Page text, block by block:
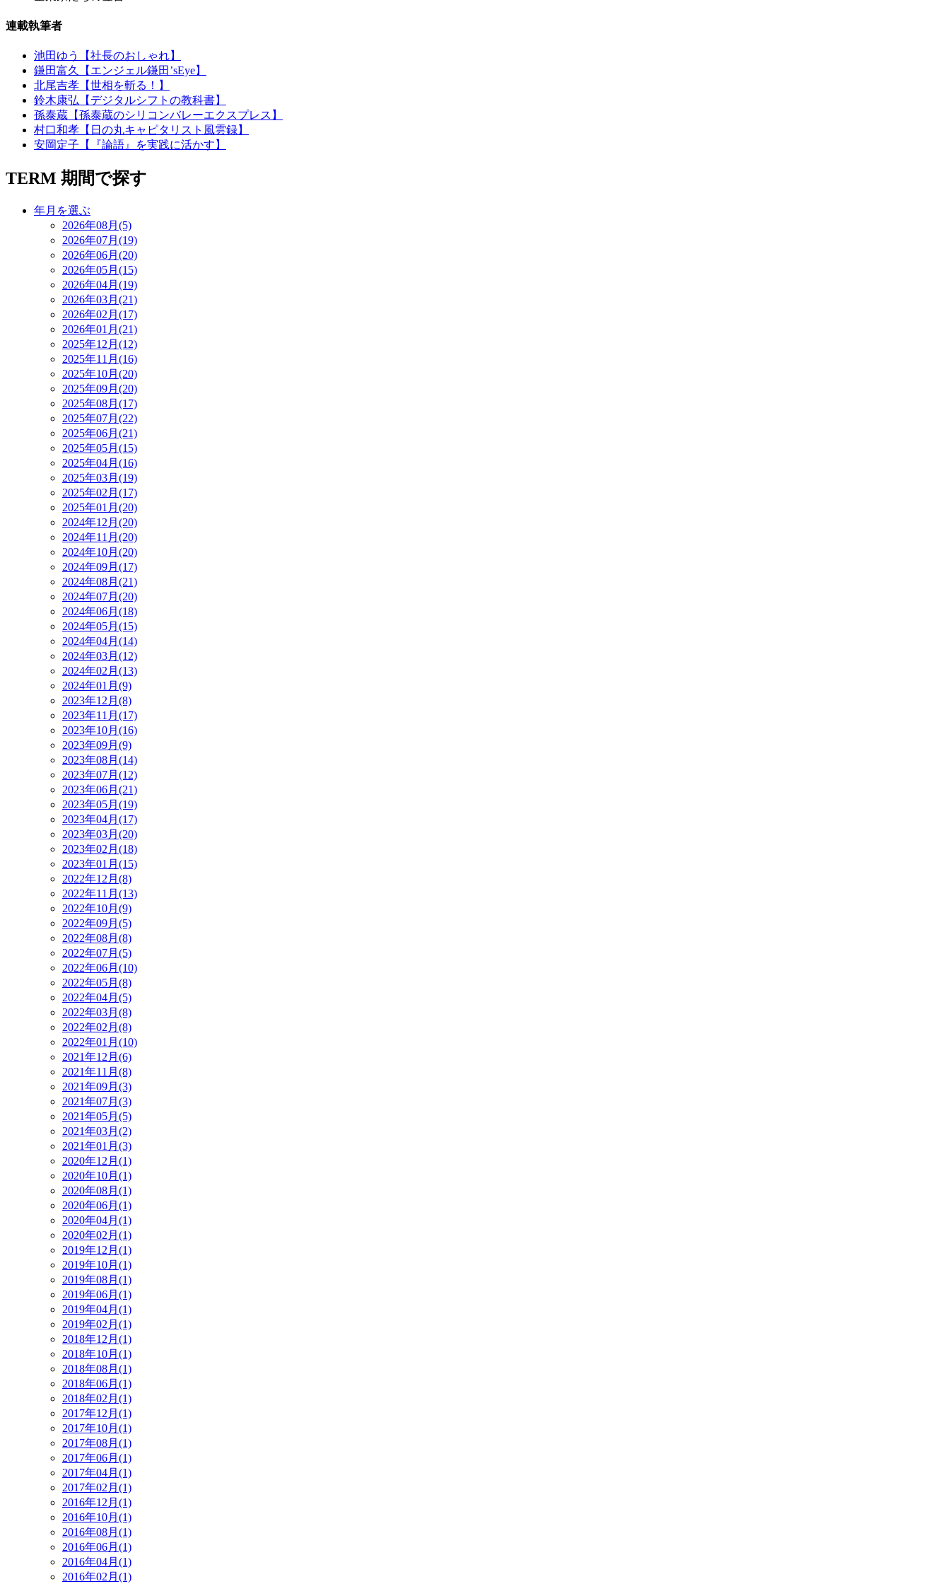
連載執筆者
池田ゆう【社長のおしゃれ】
鎌田富久【エンジェル鎌田’sEye】
北尾吉孝【世相を斬る！】
鈴木康弘【デジタルシフトの教科書】
孫泰蔵【孫泰蔵のシリコンバレーエクスプレス】
村口和孝【日の丸キャピタリスト風雲録】
安岡定子【『論語』を実践に活かす】
TERM 期間で探す
年月を選ぶ
2026年08月(5)
2026年07月(19)
2026年06月(20)
2026年05月(15)
2026年04月(19)
2026年03月(21)
2026年02月(17)
2026年01月(21)
2025年12月(12)
2025年11月(16)
2025年10月(20)
2025年09月(20)
2025年08月(17)
2025年07月(22)
2025年06月(21)
2025年05月(15)
2025年04月(16)
2025年03月(19)
2025年02月(17)
2025年01月(20)
2024年12月(20)
2024年11月(20)
2024年10月(20)
2024年09月(17)
2024年08月(21)
2024年07月(20)
2024年06月(18)
2024年05月(15)
2024年04月(14)
2024年03月(12)
2024年02月(13)
2024年01月(9)
2023年12月(8)
2023年11月(17)
2023年10月(16)
2023年09月(9)
2023年08月(14)
2023年07月(12)
2023年06月(21)
2023年05月(19)
2023年04月(17)
2023年03月(20)
2023年02月(18)
2023年01月(15)
2022年12月(8)
2022年11月(13)
2022年10月(9)
2022年09月(5)
2022年08月(8)
2022年07月(5)
2022年06月(10)
2022年05月(8)
2022年04月(5)
2022年03月(8)
2022年02月(8)
2022年01月(10)
2021年12月(6)
2021年11月(8)
2021年09月(3)
2021年07月(3)
2021年05月(5)
2021年03月(2)
2021年01月(3)
2020年12月(1)
2020年10月(1)
2020年08月(1)
2020年06月(1)
2020年04月(1)
2020年02月(1)
2019年12月(1)
2019年10月(1)
2019年08月(1)
2019年06月(1)
2019年04月(1)
2019年02月(1)
2018年12月(1)
2018年10月(1)
2018年08月(1)
2018年06月(1)
2018年02月(1)
2017年12月(1)
2017年10月(1)
2017年08月(1)
2017年06月(1)
2017年04月(1)
2017年02月(1)
2016年12月(1)
2016年10月(1)
2016年08月(1)
2016年06月(1)
2016年04月(1)
2016年02月(1)